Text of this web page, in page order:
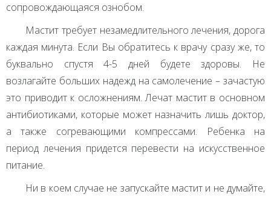
сопровождающаяся ознобом.
Мастит требует незамедлительного лечения, дорога
каждая минута. Если Вы обратитесь к врачу сразу же, то
буквально спустя 4-5 дней будете здоровы. Не
возлагайте больших надежд на самолечение – зачастую
это приводит к осложнениям. Лечат мастит в основном
антибиотиками, которые может назначить лишь доктор,
а также согревающими компрессами. Ребенка на
период лечения придется перевести на искусственное
питание.
Ни в коем случае не запускайте мастит и не думайте,